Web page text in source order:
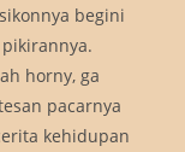
begini
horny, ga
pacarnya
kehidupan